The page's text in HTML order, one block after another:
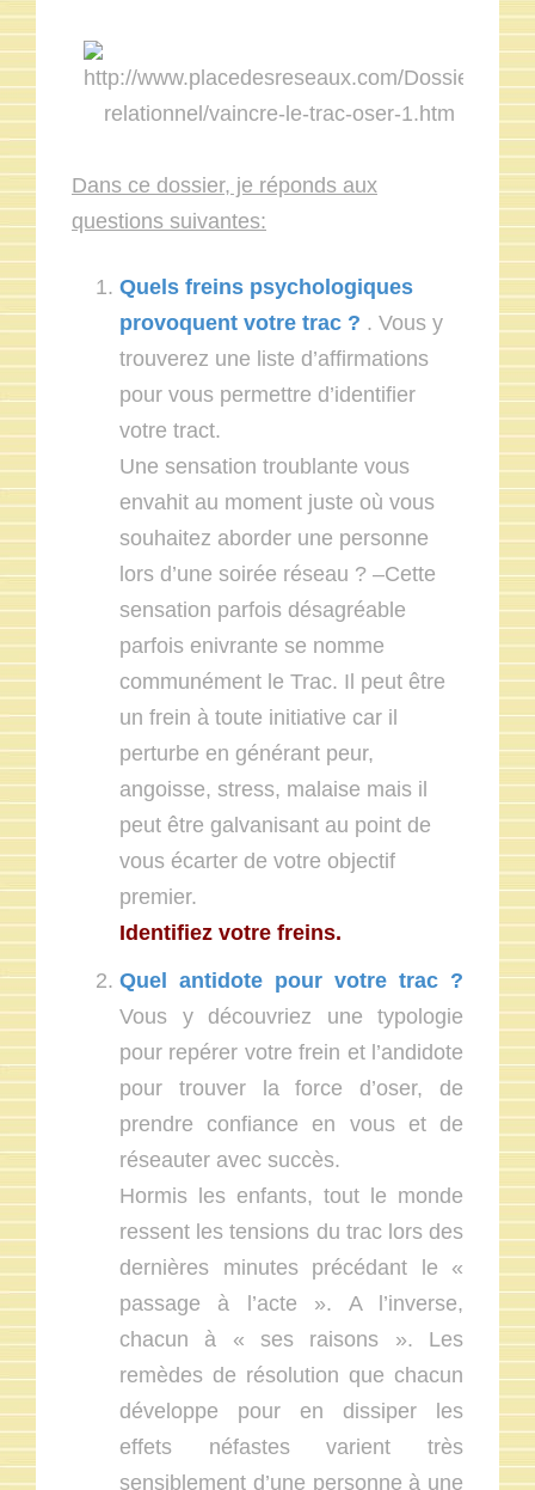
Dans ce dossier, je réponds aux
questions suivantes:
Quels freins psychologiques
provoquent votre trac ? . Vous y
trouverez une liste d’affirmations
pour vous permettre d’identifier
votre tract.
Une sensation troublante vous
envahit au moment juste où vous
souhaitez aborder une personne
lors d’une soirée réseau ? –Cette
sensation parfois désagréable
parfois enivrante se nomme
communément le Trac. Il peut être
un frein à toute initiative car il
perturbe en générant peur,
angoisse, stress, malaise mais il
peut être galvanisant au point de
vous écarter de votre objectif
premier.
Identifiez votre freins.
Quel antidote pour votre trac ?
Vous y découvriez une typologie
pour repérer votre frein et l’andidote
pour trouver la force d’oser, de
prendre confiance en vous et de
réseauter avec succès.
Hormis les enfants, tout le monde
ressent les tensions du trac lors des
dernières minutes précédant le «
passage à l’acte ». A l’inverse,
chacun à « ses raisons ». Les
remèdes de résolution que chacun
développe pour en dissiper les
effets néfastes varient très
sensiblement d’une personne à une